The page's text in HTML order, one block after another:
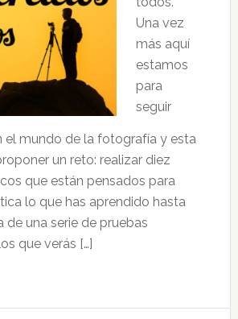
Una vez
más aquí
estamos
para
seguir
el mundo de la fotografía y esta
un reto: realizar diez
que están pensados para
lo que has aprendido hasta
de una serie de pruebas
que verás […]